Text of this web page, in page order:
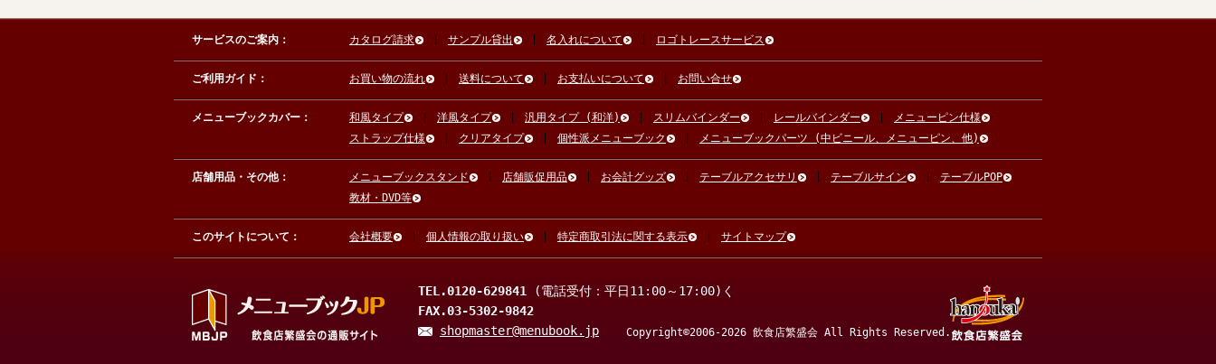
サービスのご案内： カタログ請求 サンプル貸出 名入れについて ロゴトレースサービス
ご利用ガイド： お買い物の流れ 送料について お支払いについて お問い合せ
メニューブックカバー： 和風タイプ 洋風タイプ 汎用タイプ (和洋) スリムバインダー レールバインダー
メニューピン仕様
ストラップ仕様
クリアタイプ 個性派メニューブック メニューブックパーツ (中ビニール、メニューピン、他)
店舗用品・その他： メニューブックスタンド 店舗販促用品 お会計グッズ テーブルアクセサリ テーブルサイン
テーブルPOP
教材・DVD等
このサイトについて： 会社概要 個人情報の取り扱い 特定商取引法に関する表示 サイトマップ
TEL.0120-629841
(電話受付：平日11:00～17:00)く
FAX.03-5302-9842
shopmaster@menubook.jp
Copyright©2006-2026 飲食店繁盛会 All Rights Reserved.